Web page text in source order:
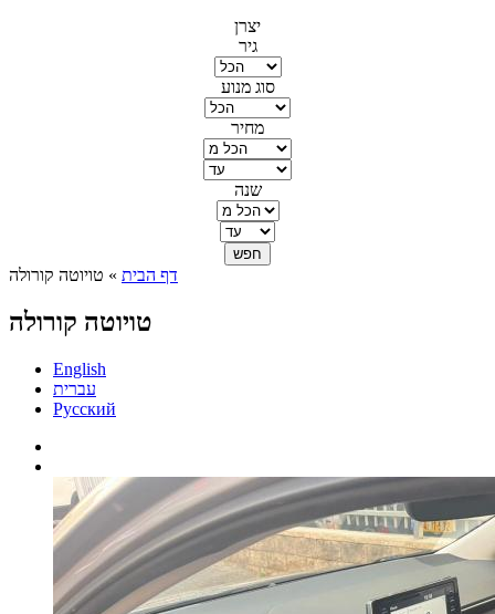
יצרן
גיר
סוג מנוע
מחיר
שנה
הינך נמצא כאן
דף הבית » טויוטה קורולה
טויוטה קורולה
English
עברית
Русский